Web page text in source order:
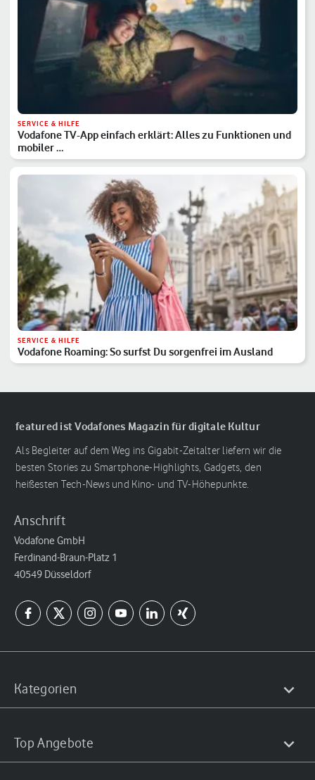
SERVICE & HILFE
Vodafone TV-App einfach erklärt: Alles zu Funktionen und
mobiler …
SERVICE & HILFE
Vodafone Roaming: So surfst Du sorgenfrei im Ausland
featured ist Vodafones Magazin für digitale Kultur
Als Begleiter auf dem Weg ins Gigabit-Zeitalter liefern wir die
besten Stories zu Smartphone-Highlights, Gadgets, den
heißesten Tech-News und Kino- und TV-Höhepunkte.
Anschrift
Vodafone GmbH
Ferdinand-Braun-Platz 1
40549 Düsseldorf
Kategorien
Top Angebote